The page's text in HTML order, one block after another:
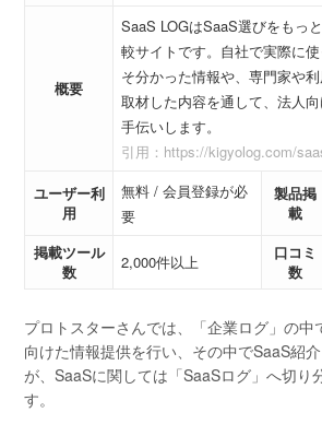
概要
SaaS LOGはSaaS選びをもっ
較サイトです。自社で実際に
そ分かった情報や、専門家や
取材した内容を通して、法人
手伝いします。
引用：https://kigyolog.com/
ユーザー利
用
無料 / 会員登録が必
要
製品掲
載
掲載ツール
数
2,000件以上
口コミ
数
プロトスターさんでは、「企業ログ」の中
向けた情報提供を行い、その中でSaaS紹
が、SaaSに関しては「SaaSログ」へ切り
す。